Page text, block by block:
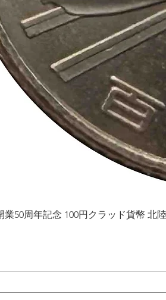
業50周年記念 100円クラッド貨幣 北